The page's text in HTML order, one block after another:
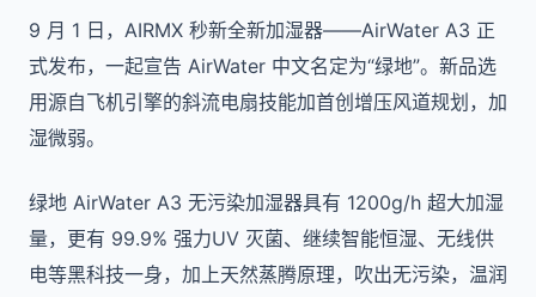
9 月 1 日，AIRMX 秒新全新加湿器——AirWater A3 正
式发布，一起宣告 AirWater 中文名定为“绿地”。新品选
用源自飞机引擎的斜流电扇技能加首创增压风道规划，加
湿微弱。
绿地 AirWater A3 无污染加湿器具有 1200g/h 超大加湿
量，更有 99.9% 强力UV 灭菌、继续智能恒湿、无线供
电等黑科技一身，加上天然蒸腾原理，吹出无污染，温润